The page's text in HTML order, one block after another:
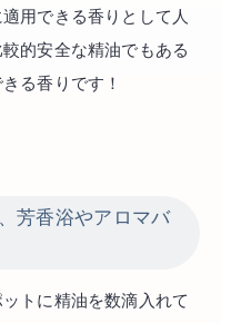
用できる香りとして人
的安全な精油でもある
る香りです！
芳香浴やアロマバ
トに精油を数滴入れて